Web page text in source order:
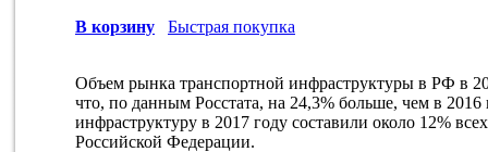
В корзину
Быстрая покупка
Объем рынка транспортной инфраструктуры в РФ в
что, по данным Росстата, на 24,3% больше, чем в
инфраструктуру в 2017 году составили около 12%
Российской Федерации.